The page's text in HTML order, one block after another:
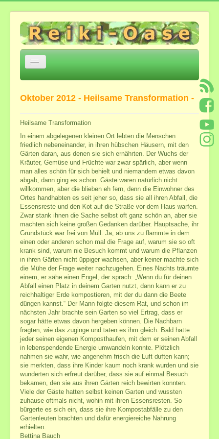
Navigation
Über mich
Einige Eckpunkte
Jesu Trilogie Auszüge
Meditation zur Öffnung von Herz und Geistes-
Verstand
*Heilsame Stunde mit Bettina*
Feedback
Angebote und Kosten
Angebote in der Reiki-Oase ...
Termine und Veranstaltungen außerhalb
Mediale Beratung
Übernachtung bei längerer Anfahrt
Reiki-Anwendung+Seminare
Reiki
Fern-Reiki
Reiki-Seminare 1.-7. Grad
Reiki-Seminar-Preisliste
GeistigesHeilen+FernWeihen
Geistiges Heilen
GGAB - Ganzheitliche Geistige Aufrichtung und
Begradigung
ATLAS-Wirbel Korrektur
weitere heilsame Systeme ...
Fern-Seminare und Fern-Weihen ...
Meditation
Oktober 2012 - Heilsame Transformation -
Heilsame Transformation
In einem abgelegenen kleinen Ort lebten die Menschen
friedlich nebeneinander, in ihren hübschen Häusern, mit den
Gärten daran, aus denen sie sich ernährten. Der Wuchs der
Kräuter, Gemüse und Früchte war zwar spärlich, aber wenn
man alles schön für sich behielt und niemandem etwas davon
abgab, dann ging es schon. Gäste waren natürlich nicht
willkommen, aber die blieben eh fern, denn die Einwohner des
Ortes handhabten es seit jeher so, dass sie all ihren Abfall, die
Essensreste und den Kot auf die Straße vor dem Haus warfen.
Zwar stank ihnen die Sache selbst oft ganz schön an, aber sie
machten sich keine großen Gedanken darüber. Hauptsache, ihr
Grundstück war frei von Müll. Ja, ab uns zu flammte in dem
einen oder anderen schon mal die Frage auf, warum sie so oft
krank sind, warum nie Besuch kommt und warum die Pflanzen
in ihren Gärten nicht üppiger wachsen, aber keiner machte sich
die Mühe der Frage weiter nachzugehen. Eines Nachts träumte
einem, er sähe einen Engel, der sprach: „Wenn du für deinen
Abfall einen Platz in deinem Garten nutzt, dann kann er zu
reichhaltiger Erde kompostieren, mit der du dann die Beete
düngen kannst.“ Der Mann folgte diesem Rat, und schon im
nächsten Jahr brachte sein Garten so viel Ertrag, dass er
sogar hätte etwas davon hergeben können. Die Nachbarn
fragten, wie das zuginge und taten es ihm gleich. Bald hatte
jeder seinen eigenen Komposthaufen, mit dem er seinen Abfall
in lebenspendende Energie umwandeln konnte. Plötzlich
nahmen sie wahr, wie angenehm frisch die Luft duften kann;
sie merkten, dass ihre Kinder kaum noch krank wurden und sie
wunderten sich erfreut darüber, dass sie auf einmal Besuch
bekamen, den sie aus ihren Gärten reich bewirten konnten.
Viele der Gäste hatten selbst keinen Garten und wussten
zuhause oftmals nicht, wohin mit ihren Essensresten. So
bürgerte es sich ein, dass sie ihre Kompostabfälle zu den
Gartenleuten brachten und dafür energiereiche Nahrung
erhielten.
Bettina Bauch